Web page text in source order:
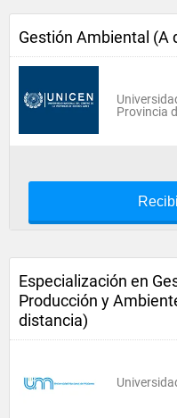
Gestión Ambiental (A
Provincia
Especialización en
Producción y
distancia)